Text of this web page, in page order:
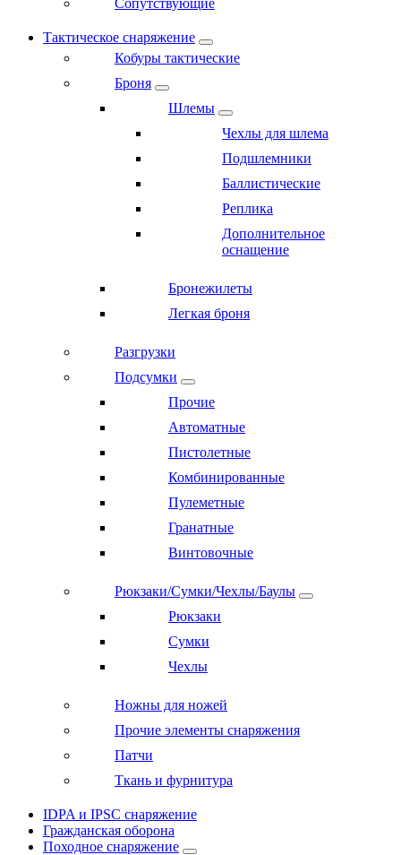
Сопутствующие
Тактическое снаряжение
Кобуры тактические
Броня
Шлемы
Чехлы для шлема
Подшлемники
Баллистические
Реплика
Дополнительное
оснащение
Бронежилеты
Легкая броня
Разгрузки
Подсумки
Прочие
Автоматные
Пистолетные
Комбинированные
Пулеметные
Гранатные
Винтовочные
Рюкзаки/Сумки/Чехлы/Баулы
Рюкзаки
Сумки
Чехлы
Ножны для ножей
Прочие элементы снаряжения
Патчи
Ткань и фурнитура
IDPA и IPSC снаряжение
Гражданская оборона
Походное снаряжение